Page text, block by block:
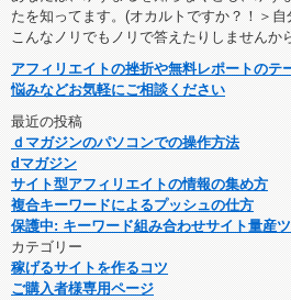
たを知ってます。(オカルトですか？！＞自
こんなノリでもノリで答えたりしませんか
アフィリエイトの挫折や無料レポートのテ
悩みなどお気軽にご相談ください
最近の投稿
ｄマガジンのパソコンでの操作方法
dマガジン
サイト型アフィリエイトの情報の集め方
複合キーワードによるプッシュの仕方
保護中: キーワード組み合わせサイト量産
カテゴリー
稼げるサイトを作るコツ
ご購入者様専用ページ